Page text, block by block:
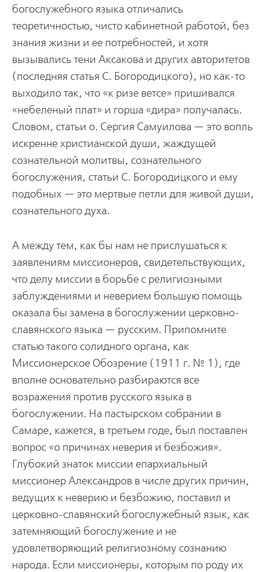
богослужебного языка отличались
теоретичностью, чисто кабинетной работой, без
знания жизни и ее потребностей, и хотя
вызывались тени Аксакова и других авторитетов
(последняя статья С. Богородицкого), но как-то
выходило так, что «к ризе ветсе» пришивался
«небеленый плат» и горша «дира» получалась.
Словом, статьи о. Сергия Самуилова — это вопль
искренне христианской души, жаждущей
сознательной молитвы, сознательного
богослужения, статьи С. Богородицкого и ему
подобных — это мертвые петли для живой души,
сознательного духа.
А между тем, как бы нам не прислушаться к
заявлениям миссионеров, свидетельствующих,
что делу миссии в борьбе с религиозными
заблуждениями и неверием большую помощь
оказала бы замена в богослужении церковно-
славянского языка — русским. Припомните
статью такого солидного органа, как
Миссионерское Обозрение (1911 г. № 1), где
вполне основательно разбираются все
возражения против русского языка в
богослужении. На пастырском собрании в
Самаре, кажется, в третьем годе, был поставлен
вопрос «о причинах неверия и безбожия».
Глубокий знаток миссии епархиальный
миссионер Александров в числе других причин,
ведущих к неверию и безбожию, поставил и
церковно-славянский богослужебный язык, как
затемняющий богослужение и не
удовлетворяющий религиозному сознанию
народа. Если миссионеры, которым по роду их